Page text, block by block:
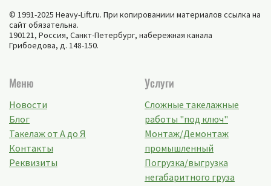
© 1991-2025 Heavy-Lift.ru. При копированиии материалов ссылка на
сайт обязательна.
190121, Россия, Санкт-Петербург, набережная канала
Грибоедова, д. 148-150.
Меню
Новости
Блог
Такелаж от А до Я
Контакты
Реквизиты
Услуги
Сложные такелажные
работы "под ключ"
Монтаж/Демонтаж
промышленный
Погрузка/выгрузка
негабаритного груза